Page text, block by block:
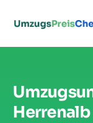
Herrenalb